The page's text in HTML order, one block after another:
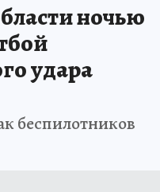
ночью
удара
беспилотников